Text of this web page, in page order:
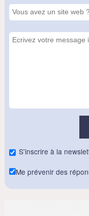
S'inscrire à la
Me prévenir des